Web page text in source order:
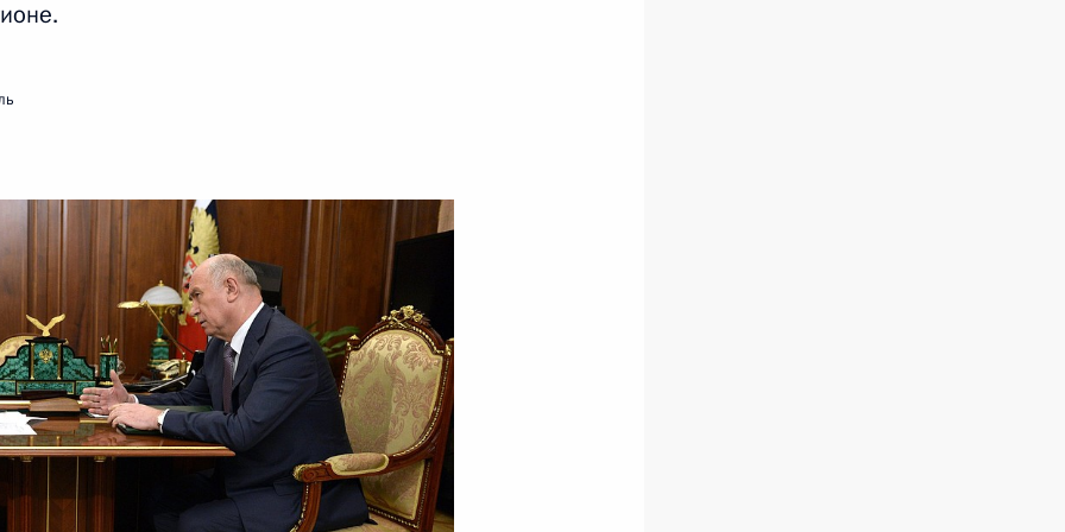
области Дмитрием
области Дмитрием